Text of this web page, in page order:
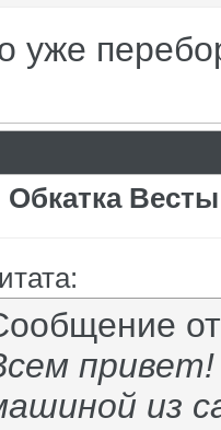
уже
Обкатка Весты
из